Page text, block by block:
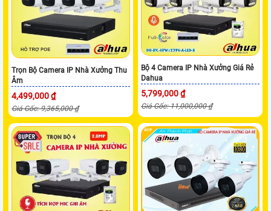
Trọn Bộ Camera IP Nhà Xưởng Thu
Âm
4,499,000 ₫
Giá Gốc: 9,365,000 ₫
Bộ 4 Camera IP Nhà Xưởng Giá Rẻ
Dahua
5,799,000 ₫
Giá Gốc: 11,000,000 ₫